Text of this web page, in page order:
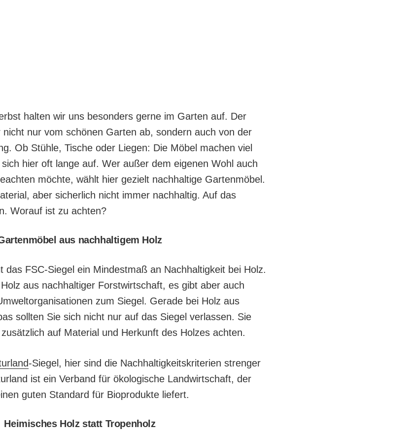
halten wir uns besonders gerne im Garten auf. Der
nur vom schönen Garten ab, sondern auch von der
Ob Stühle, Tische oder Liegen: Die Möbel machen viel
hier oft lange auf. Wer außer dem eigenen Wohl auch
möchte, wählt hier gezielt nachhaltige Gartenmöbel.
aber sicherlich nicht immer nachhaltig. Auf das
Worauf ist zu achten?
aus nachhaltigem Holz
das FSC-Siegel ein Mindestmaß an Nachhaltigkeit bei Holz.
aus nachhaltiger Forstwirtschaft, es gibt aber auch
zum Siegel. Gerade bei Holz aus
sollten Sie sich nicht nur auf das Siegel verlassen. Sie
auf Material und Herkunft des Holzes achten.
-Siegel, hier sind die Nachhaltigkeitskriterien strenger
ist ein Verband für ökologische Landwirtschaft, der
guten Standard für Bioprodukte liefert.
Heimisches Holz statt Tropenholz